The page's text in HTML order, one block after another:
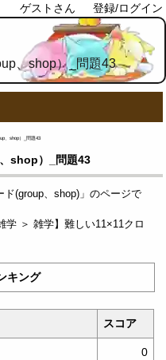
ゲストさん 登録/ログイン
、shop）_問題43
、shop）_問題43
shop）_問題43
(group、shop)」のページで
学 ＞ 雑学】難しい11×11クロ
キング
スコア
0